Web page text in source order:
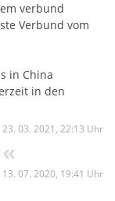
verbund
Verbund vom
in China
in den
23. 03. 2021, 22:13 Uhr
«
13. 07. 2020, 19:41 Uhr